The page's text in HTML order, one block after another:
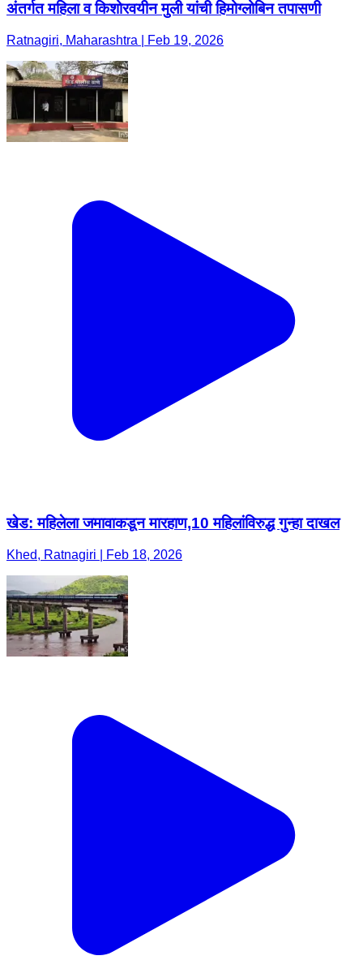
अंतर्गत महिला व किशोरवयीन मुली यांची हिमोग्लोबिन तपासणी
Ratnagiri, Maharashtra | Feb 19, 2026
खेड: महिलेला जमावाकडून मारहाण,10 महिलांविरुद्ध गुन्हा दाखल
Khed, Ratnagiri | Feb 18, 2026